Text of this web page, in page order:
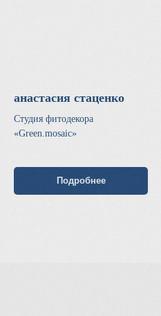
анастасия cтаценко
Студия фитодекора
«Green.mosaic»
Подробнее